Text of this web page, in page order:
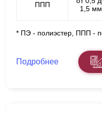
ППП
1,5 мм
* ПЭ - полиэстер, ППП -
Подробнее